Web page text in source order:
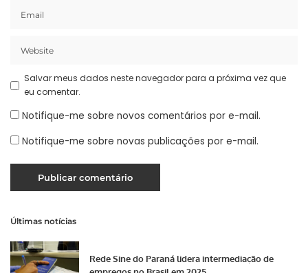
Salvar meus dados neste navegador para a próxima vez que
eu comentar.
Notifique-me sobre novos comentários por e-mail.
Notifique-me sobre novas publicações por e-mail.
Últimas notícias
Rede Sine do Paraná lidera intermediação de